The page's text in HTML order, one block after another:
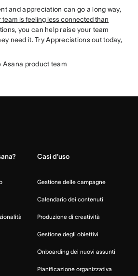
and appreciation can go a long way,
team is feeling less connected than
you can help raise your team
need it. Try Appreciations out today,
Asana product team
Casi d’uso
Gestione delle campagne
Calendario dei contenuti
Produzione di creatività
Gestione degli obiettivi
Onboarding dei nuovi assunti
Pianificazione organizzativa